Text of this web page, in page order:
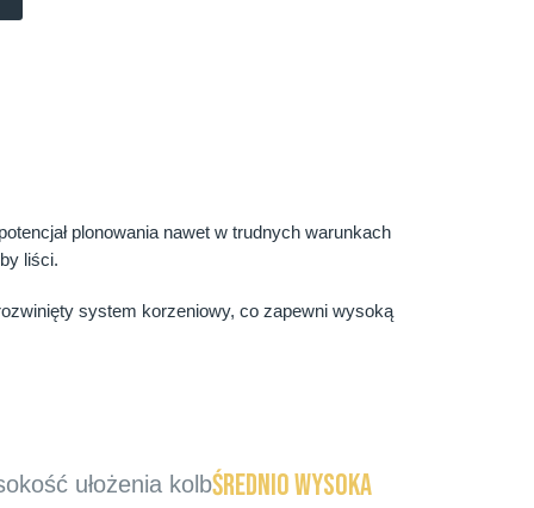
plonowania nawet w trudnych warunkach
liści.
system korzeniowy, co zapewni wysoką
ułożenia kolbŚrednio wysoka